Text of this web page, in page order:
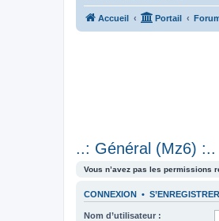
Accueil Portail
..: Général (Mz6) :..
Vous n’avez pas les permissions
CONNEXION • S’ENREGISTRER
Nom d’utilisateur :